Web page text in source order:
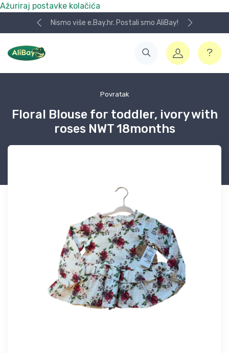
Ažuriraj postavke kolačića
Nismo više e.Bay.hr. Postali smo AliBay!
Povratak
Floral Blouse for toddler, ivory with
roses NWT 18months